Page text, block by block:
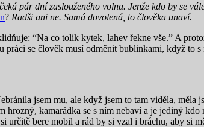
pár dní zaslouženého volna. Jenže kdo by se
? Radši ani ne. Samá dovolená, to člověka unaví.
“Na co tolik kytek, lahev řekne vše.” A
práci se člověk musí odměnit bublinkami, když to
jsem mu, ale když jsem to tam viděla,
kamarádka se s ním nebaví a je jediný
určitě bere mobil a rád by si vzal i bráchu, aby si